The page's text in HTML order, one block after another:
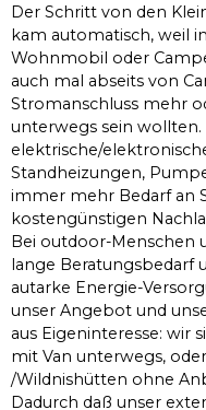
Der Schritt von den
kam automatisch, weil
Wohnmobil oder
auch mal abseits von
Stromanschluss mehr
unterwegs sein wollten.
elektrische/
Standheizungen,
immer mehr Bedarf an
kostengünstigen
Bei outdoor-Menschen
lange Beratungsbedarf
autarke Energie-
unser Angebot und
aus Eigeninteresse: wir
mit Van unterwegs,
/Wildnishütten ohne
Dadurch daß unser